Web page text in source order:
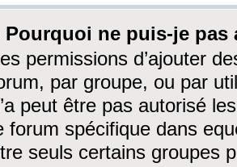
Pourquoi ne puis-je
permissions d’ajouter
par groupe, ou par
peut être pas autorisé
forum spécifique dans
seuls certains groupes